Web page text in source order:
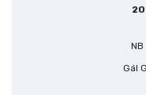
Gál